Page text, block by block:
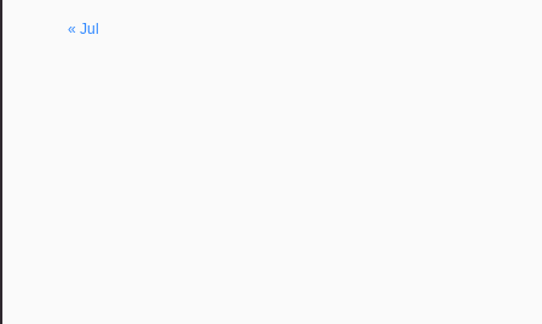
« Jul